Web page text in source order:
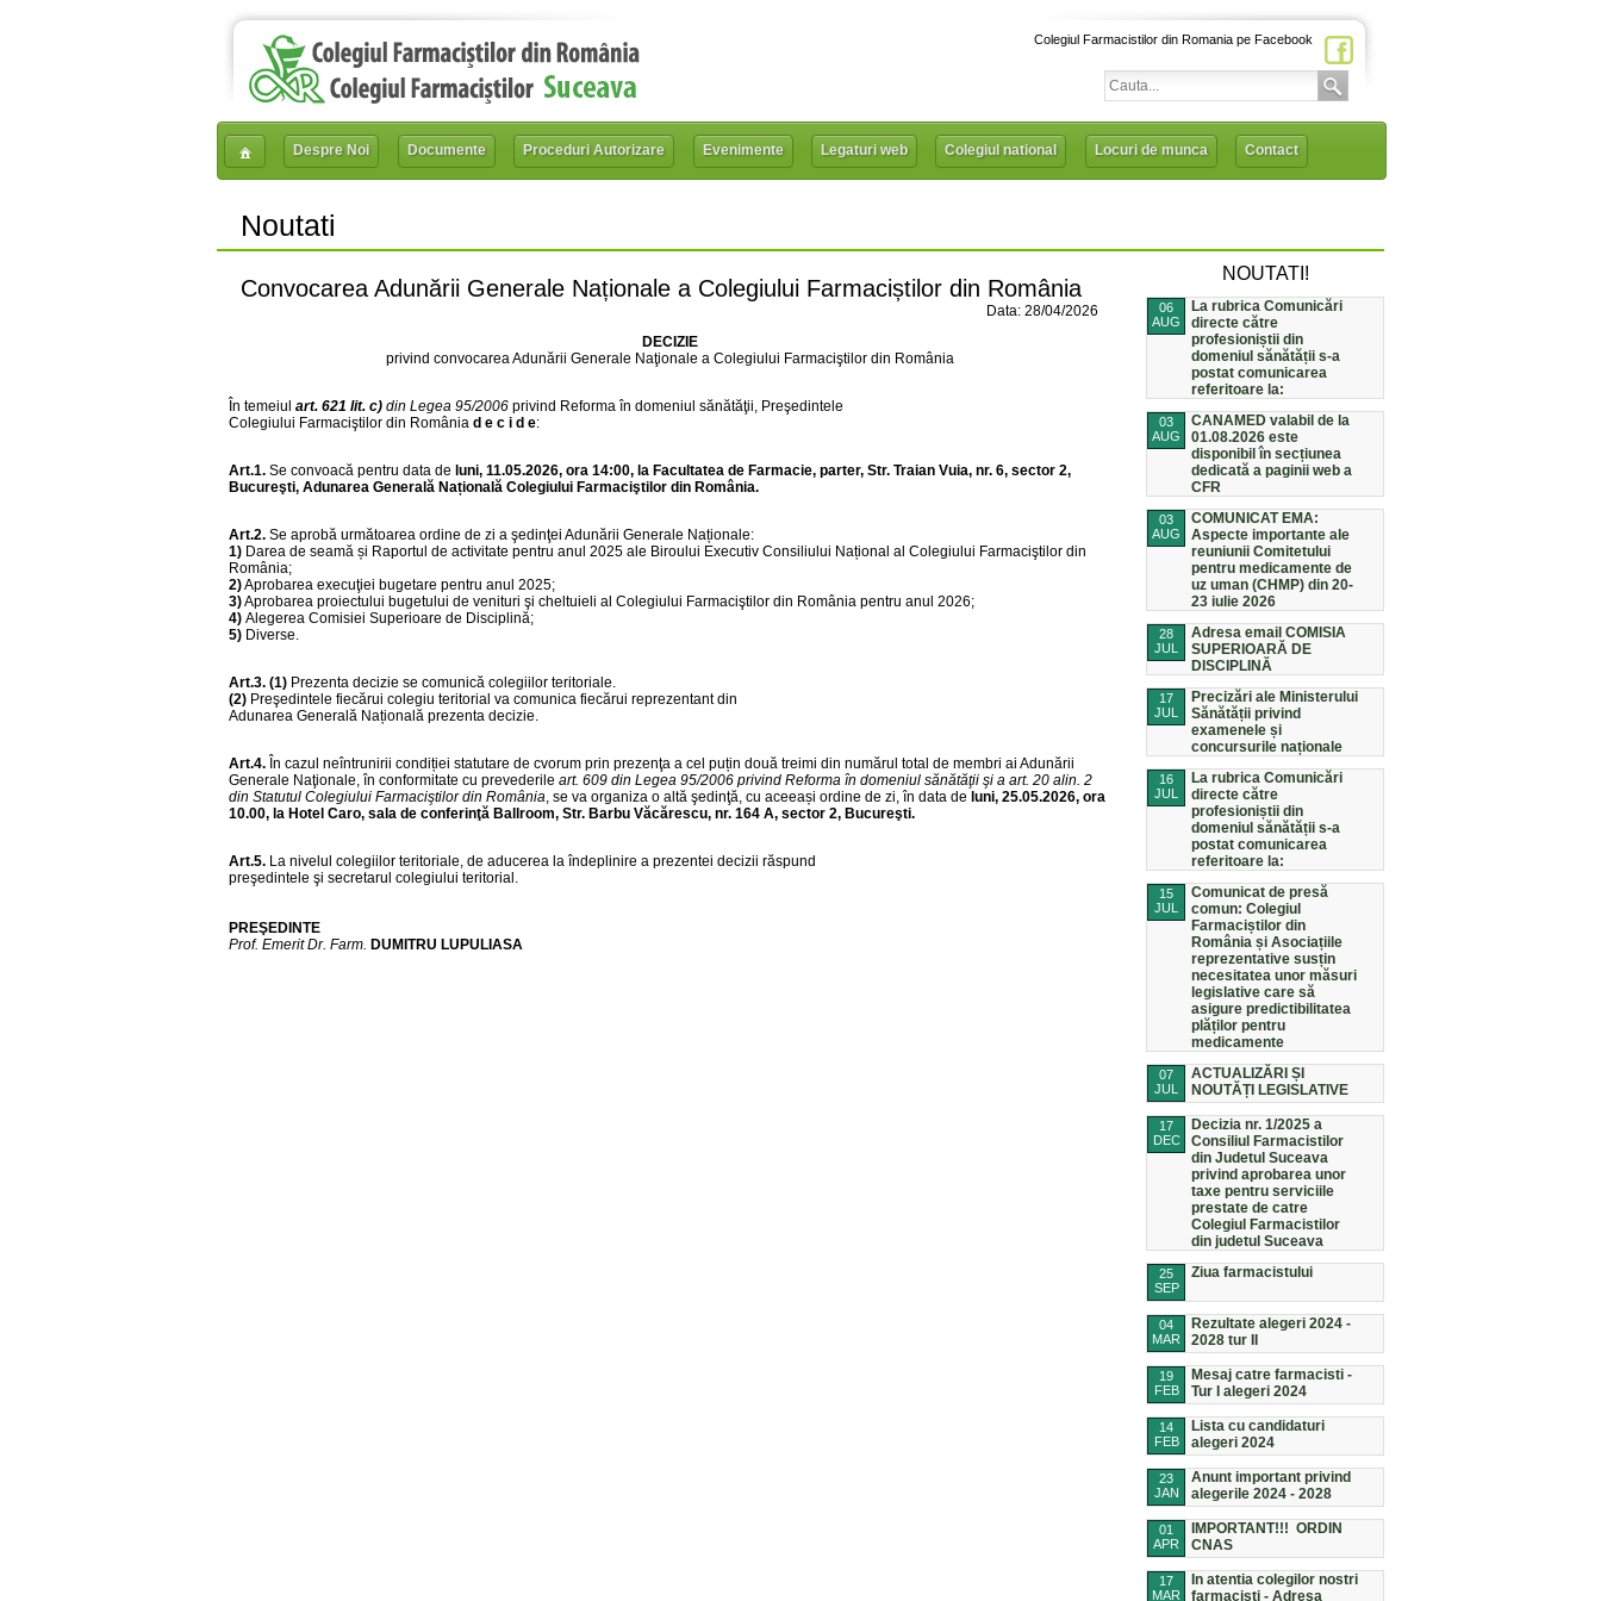
Colegiul Farmacistilor din Romania pe Facebook
Despre Noi Documente Proceduri Autorizare Evenimente Legaturi web Colegiul national Locuri de munca Contact
Noutati
Convocarea Adunării Generale Naționale a Colegiului Farmaciștilor din România
Data: 28/04/2026
DECIZIE
privind convocarea Adunării Generale Naţionale a Colegiului Farmaciştilor din România
În temeiul art. 621 lit. c) din Legea 95/2006 privind Reforma în domeniul sănătăţii, Preşedintele
Colegiului Farmaciştilor din România d e c i d e:
Art.1. Se convoacă pentru data de luni, 11.05.2026, ora 14:00, la Facultatea de Farmacie, parter, Str. Traian Vuia, nr. 6, sector 2,
Bucureşti, Adunarea Generală Națională Colegiului Farmaciştilor din România.
Art.2. Se aprobă următoarea ordine de zi a şedinţei Adunării Generale Naționale:
1) Darea de seamă și Raportul de activitate pentru anul 2025 ale Biroului Executiv Consiliului Național al Colegiului Farmaciştilor din
România;
2)Aprobarea execuţiei bugetare pentru anul 2025;
3)Aprobarea proiectului bugetului de venituri şi cheltuieli al Colegiului Farmaciştilor din România pentru anul 2026;
4) Alegerea Comisiei Superioare de Disciplină;
5) Diverse.
Art.3. (1) Prezenta decizie se comunică colegiilor teritoriale.
(2) Preşedintele fiecărui colegiu teritorial va comunica fiecărui reprezentant din
Adunarea Generală Națională prezenta decizie.
Art.4. În cazul neîntrunirii condiției statutare de cvorum prin prezenţa a cel puțin două treimi din numărul total de membri ai Adunării
Generale Naţionale, în conformitate cu prevederile art. 609 din Legea 95/2006 privind Reforma în domeniul sănătăţii şi a art. 20 alin. 2
din Statutul Colegiului Farmaciştilor din România, se va organiza o altă şedinţă, cu aceeași ordine de zi, în data de luni, 25.05.2026, ora
10.00, la Hotel Caro, sala de conferinţă Ballroom, Str. Barbu Văcărescu, nr. 164 A, sector 2, Bucureşti.
Art.5. La nivelul colegiilor teritoriale, de aducerea la îndeplinire a prezentei decizii răspund
preşedintele şi secretarul colegiului teritorial.
PREŞEDINTE
Prof. Emerit Dr. Farm. DUMITRU LUPULIASA
NOUTATI!
06
AUG
La rubrica Comunicări
directe către
profesioniștii din
domeniul sănătății s-a
postat comunicarea
referitoare la:
03
AUG
CANAMED valabil de la
01.08.2026 este
disponibil în secțiunea
dedicată a paginii web a
CFR
03
AUG
COMUNICAT EMA:
Aspecte importante ale
reuniunii Comitetului
pentru medicamente de
uz uman (CHMP) din 20-
23 iulie 2026
28
JUL
Adresa email COMISIA
SUPERIOARĂ DE
DISCIPLINĂ
17
JUL
Precizări ale Ministerului
Sănătății privind
examenele și
concursurile naționale
16
JUL
La rubrica Comunicări
directe către
profesioniștii din
domeniul sănătății s-a
postat comunicarea
referitoare la:
15
JUL
Comunicat de presă
comun: Colegiul
Farmaciștilor din
România și Asociațiile
reprezentative susțin
necesitatea unor măsuri
legislative care să
asigure predictibilitatea
plăților pentru
medicamente
07
JUL
ACTUALIZĂRI ȘI
NOUTĂȚI LEGISLATIVE
17
DEC
Decizia nr. 1/2025 a
Consiliul Farmacistilor
din Judetul Suceava
privind aprobarea unor
taxe pentru serviciile
prestate de catre
Colegiul Farmacistilor
din judetul Suceava
25
SEP
Ziua farmacistului
04
MAR
Rezultate alegeri 2024 -
2028 tur II
19
FEB
Mesaj catre farmacisti -
Tur I alegeri 2024
14
FEB
Lista cu candidaturi
alegeri 2024
23
JAN
Anunt important privind
alegerile 2024 - 2028
01
APR
IMPORTANT!!! ORDIN
CNAS
17
MAR
In atentia colegilor nostri
farmacisti - Adresa